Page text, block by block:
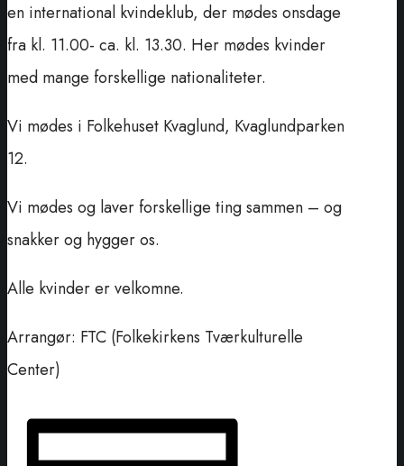
en international kvindeklub, der mødes onsdage
fra kl. 11.00- ca. kl. 13.30. Her mødes kvinder
med mange forskellige nationaliteter.
Vi mødes i Folkehuset Kvaglund, Kvaglundparken
12.
Vi mødes og laver forskellige ting sammen – og
snakker og hygger os.
Alle kvinder er velkomne.
Arrangør: FTC (Folkekirkens Tværkulturelle
Center)